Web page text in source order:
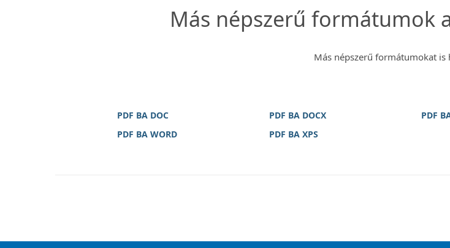
Más népszerű formátumok
Más népszerű formátumokat is
PDF BA DOC PDF BA DOCX PDF
PDF BA WORD
PDF BA XPS